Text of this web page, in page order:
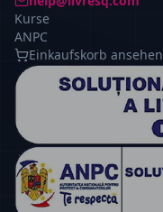
Kurse
ANPC
Einkaufskorb ansehen